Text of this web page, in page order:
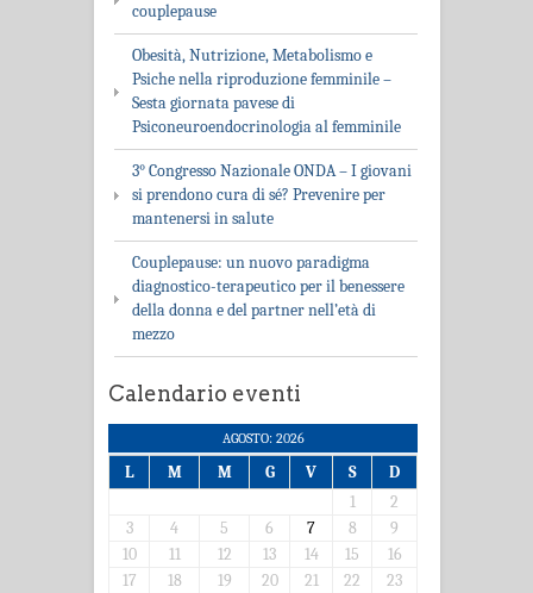
couplepause
Obesità, Nutrizione, Metabolismo e
Psiche nella riproduzione femminile –
Sesta giornata pavese di
Psiconeuroendocrinologia al femminile
3° Congresso Nazionale ONDA – I giovani
si prendono cura di sé? Prevenire per
mantenersi in salute
Couplepause: un nuovo paradigma
diagnostico-terapeutico per il benessere
della donna e del partner nell’età di
mezzo
Calendario eventi
AGOSTO: 2026
L M M G V S D
1
2
3
4 5 6 7 8
9
10
11 12 13 14 15
16
17
18 19 20 21 22
23